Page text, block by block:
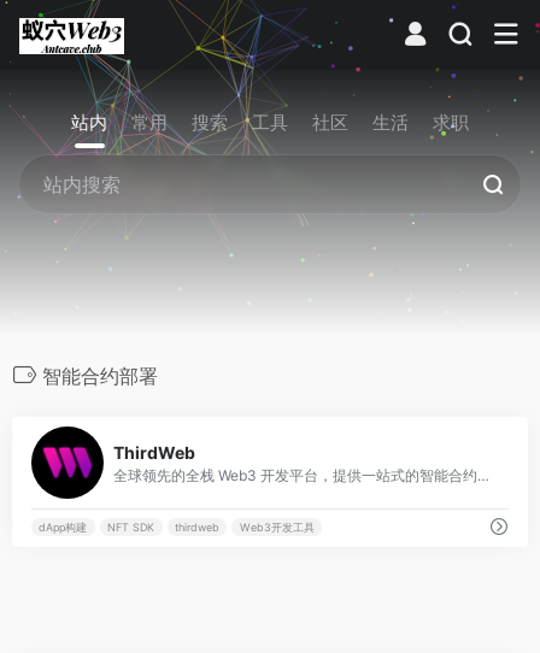
站内 常用 搜索 工具 社区 生活 求职
智能合约部署
ThirdWeb
全球领先的全栈 Web3 开发平台，提供一站式的智能合约、SDK 和基础架构工具。
dApp构建 NFT SDK thirdweb Web3开发工具